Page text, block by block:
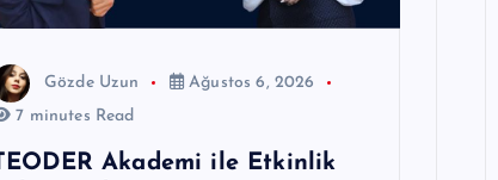
Gözde Uzun
Ağustos 6, 2026
7 minutes Read
Akademi ile Etkinlik